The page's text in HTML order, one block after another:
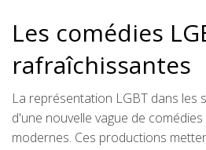
Les comédies
rafraîchissantes
La représentation LGBT dans les
d'une nouvelle vague de
modernes. Ces productions